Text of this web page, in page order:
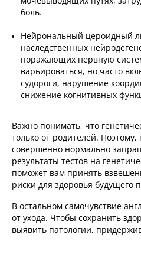
боль.
Нейрональный цероидный
наследственных
поражающих нервную
варьироваться, но часто
судороги, нарушение
снижение когнитивных
Важно понимать, что
только от родителей.
совершенно нормально
результаты тестов на
поможет вам принять
риски для здоровья будущего
В остальном самочувствие
от ухода. Чтобы сохранить
выявить патологии,